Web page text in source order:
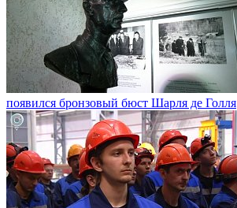
появился бронзовый бюст Шарля де Голля